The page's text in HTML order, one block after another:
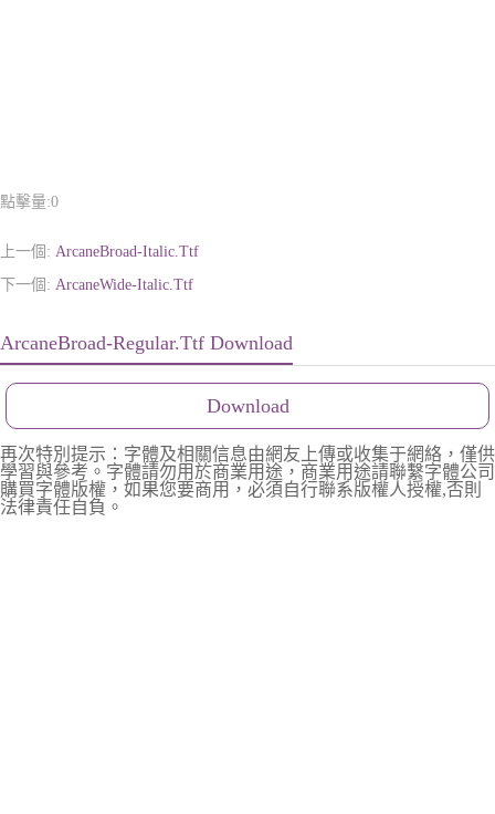
點擊量:0
上一個: ArcaneBroad-Italic.Ttf
下一個: ArcaneWide-Italic.Ttf
ArcaneBroad-Regular.Ttf Download
Download
再次特別提示：字體及相關信息由網友上傳或收集于網絡，僅供
學習與參考。字體請勿用於商業用途，商業用途請聯繫字體公司
購買字體版權，如果您要商用，必須自行聯系版權人授權,否則
法律責任自負。